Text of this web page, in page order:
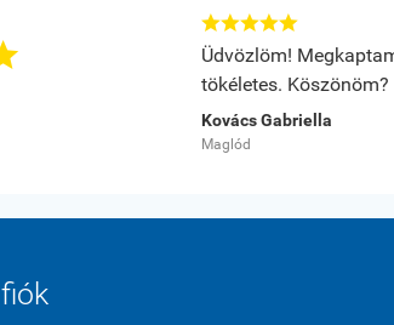

Üdvözlöm!
tökéletes. Köszönöm?
Kovács Gabriella
Maglód